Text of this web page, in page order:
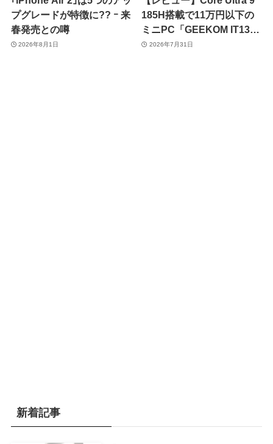
プグレードが特徴に?? ｰ 来
春発売との噂
2026年8月1日
185H搭載で11万円以下の
ミニPC「GEEKOM IT13
Max」をチェック
2026年7月31日
新着記事